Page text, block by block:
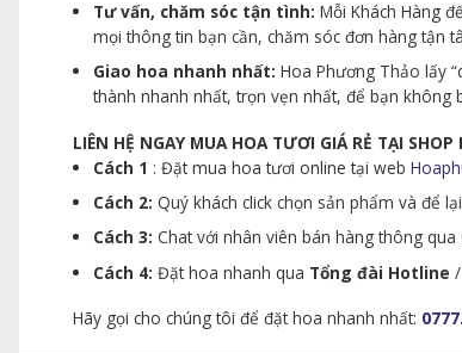
Tư vấn, chăm sóc tận tình: Mỗi Khách Hàng
mọi thông tin bạn cần, chăm sóc đơn hàng tận
Giao hoa nhanh nhất: Hoa Phương Thảo lấy
thành nhanh nhất, trọn vẹn nhất, để bạn không
LIÊN HỆ NGAY MUA HOA TƯƠI GIÁ RẺ TẠI
Cách 1 : Đặt mua hoa tươi online tại web
Cách 2: Quý khách click chọn sản phẩm và để
Cách 3: Chat với nhân viên bán hàng thông
Cách 4: Đặt hoa nhanh qua Tổng đài Hotline /
Hãy gọi cho chúng tôi để đặt hoa nhanh nhất: